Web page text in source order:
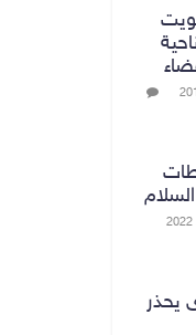
يحذر